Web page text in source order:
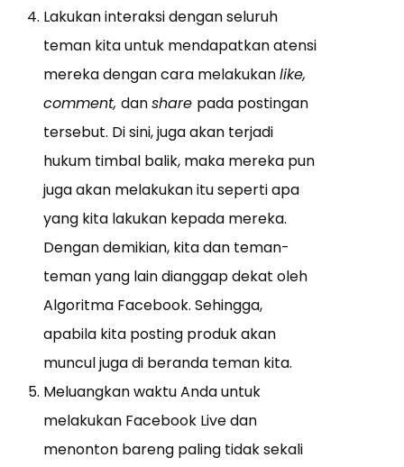
Lakukan interaksi dengan seluruh
teman kita untuk mendapatkan atensi
mereka dengan cara melakukanlike,
comment, danshare pada postingan
tersebut. Di sini, juga akan terjadi
hukum timbal balik, maka mereka pun
juga akan melakukan itu seperti apa
yang kita lakukan kepada mereka.
Dengan demikian, kita dan teman-
teman yang lain dianggap dekat oleh
Algoritma Facebook. Sehingga,
apabila kita posting produk akan
muncul juga di beranda teman kita.
Meluangkan waktu Anda untuk
melakukan Facebook Live dan
menonton bareng paling tidak sekali